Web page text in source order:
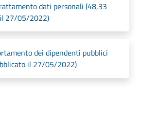
dati personali (48,33
27/05/2022)
dei dipendenti pubblici
il 27/05/2022)